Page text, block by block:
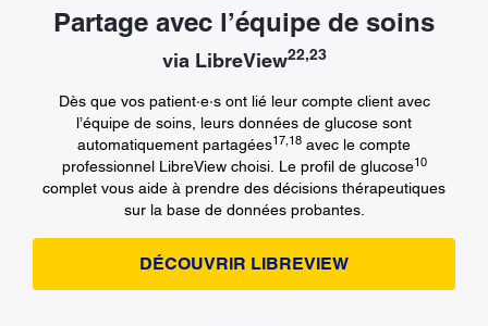
Partage avec l’équipe de soins
via LibreView22,23
Dès que vos patient·e·s ont lié leur compte client avec
l’équipe de soins, leurs données de glucose sont
automatiquement partagées17,18 avec le compte
professionnel LibreView choisi. Le profil de glucose10
complet vous aide à prendre des décisions thérapeutiques
sur la base de données probantes.
DÉCOUVRIR LIBREVIEW